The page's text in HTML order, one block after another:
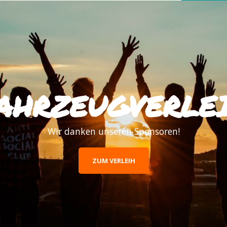
Wir danken unseren Sponsoren!
ZUM VERLEIH